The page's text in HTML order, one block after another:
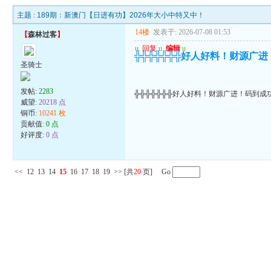
主题 : 189期：新澳门【日进有功】2026年大小中特又中！
【森林过客】
圣骑士
发帖:2283
威望:20218 点
铜币: 10241 枚
贡献值:0 点
好评度:0 点
14楼 发表于: 2026-07-08 01:53
u 回复 u 编辑 u
╬╬╬╬╬╬╬好人好料！财源广进
╬╬╬╬╬╬╬好人好料！财源广进！码到成
<< 12 13 14 15 16 17 18 19 >> [共20 页] Go